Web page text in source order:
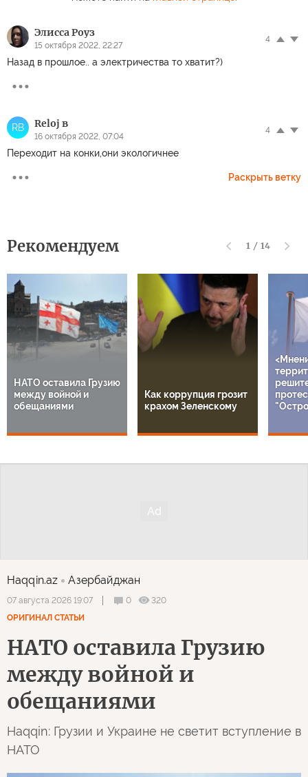
Элисса Роуз
15 октября 2022, 22:27
4
Назад в прошлое.. а электричества то хватит?)
RВ Reloj в
16 октября 2022, 07:04
4
Переходит на конки,они экологичнее
Раскрыть ветку
Рекомендуем 1 / 14
НАТО оставила Грузию
между войной и
обещаниями
Как коррупция грозит
крахом Зеленскому
Haqqin.az Азербайджан
07 августа 2026 19:07 0
320
ОРИГИНАЛ СТАТЬИ
НАТО оставила Грузию
между войной и
обещаниями
Haqqin: Грузии и Украине не светит вступление в
НАТО